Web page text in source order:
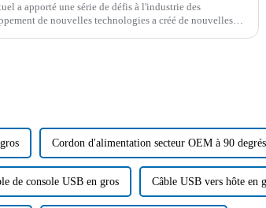
a apporté une série de défis à l'industrie des
de nouvelles technologies a créé de nouvelles
Cordon d'alimentation secteur OEM à 90 degrés
de console USB en gros Câble USB vers hôte en